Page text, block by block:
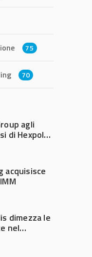
75
70
agli
di Hexpol
acquisisce
dimezza le
nel